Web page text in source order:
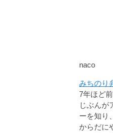
naco
みちのり
7年ほど
じぶんが
ーを知り、
からだに